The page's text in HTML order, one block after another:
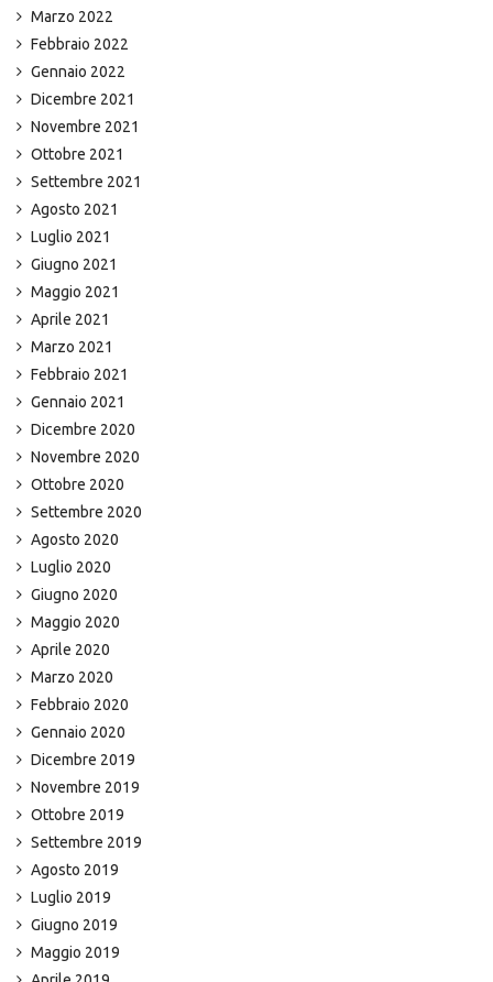
Marzo 2022
Febbraio 2022
Gennaio 2022
Dicembre 2021
Novembre 2021
Ottobre 2021
Settembre 2021
Agosto 2021
Luglio 2021
Giugno 2021
Maggio 2021
Aprile 2021
Marzo 2021
Febbraio 2021
Gennaio 2021
Dicembre 2020
Novembre 2020
Ottobre 2020
Settembre 2020
Agosto 2020
Luglio 2020
Giugno 2020
Maggio 2020
Aprile 2020
Marzo 2020
Febbraio 2020
Gennaio 2020
Dicembre 2019
Novembre 2019
Ottobre 2019
Settembre 2019
Agosto 2019
Luglio 2019
Giugno 2019
Maggio 2019